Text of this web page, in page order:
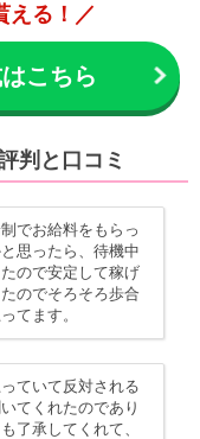
える！／
こちら
判と口コミ
でお給料をもらっ
思ったら、待機中
ので安定して稼げ
のでそろそろ歩合
てます。
ていて反対される
てくれたのであり
了承してくれて、